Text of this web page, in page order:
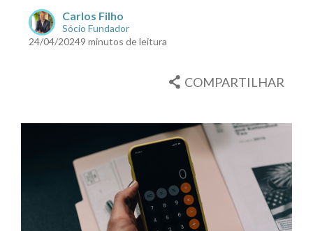
Carlos Filho
Sócio Fundador
24/04/20249 minutos de leitura
COMPARTILHAR